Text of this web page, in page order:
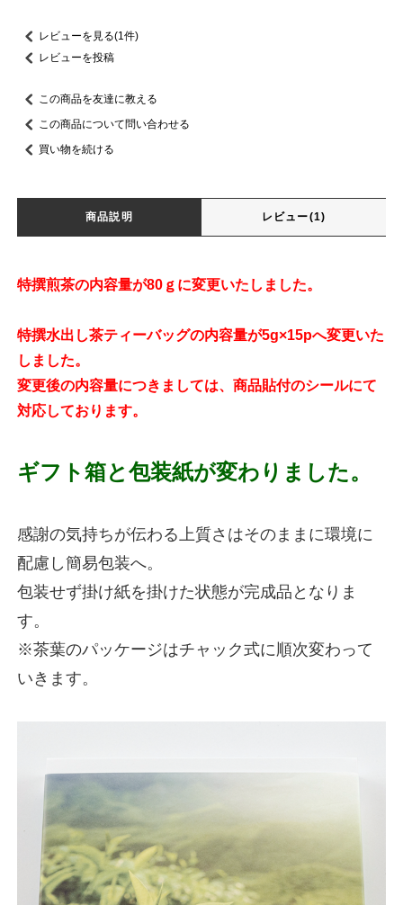
レビューを見る(1件)
レビューを投稿
この商品を友達に教える
この商品について問い合わせる
買い物を続ける
商品説明 レビュー(1)
特撰煎茶の内容量が80ｇに変更いたしました。
特撰水出し茶ティーバッグの内容量が5g×15pへ変更いた
しました。
変更後の内容量につきましては、商品貼付のシールにて
対応しております。
ギフト箱と包装紙が変わりました。
感謝の気持ちが伝わる上質さはそのままに環境に
配慮し簡易包装へ。
包装せず掛け紙を掛けた状態が完成品となりま
す。
※茶葉のパッケージはチャック式に順次変わって
いきます。